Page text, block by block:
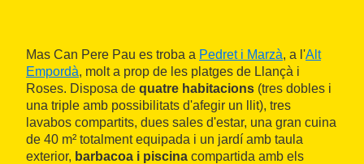
Mas Can Pere Pau es troba a Pedret i Marzà, a l'Alt
Empordà, molt a prop de les platges de Llançà i
Roses. Disposa de quatre habitacions (tres dobles i
una triple amb possibilitats d'afegir un llit), tres
lavabos compartits, dues sales d'estar, una gran cuina
de 40 m² totalment equipada i un jardí amb taula
exterior, barbacoa i piscina compartida amb els